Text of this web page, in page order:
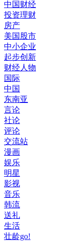
中国财经
投资理财
房产
美国股市
中小企业
起步创新
财经人物
国际
中国
东南亚
言论
社论
评论
交流站
漫画
娱乐
明星
影视
音乐
韩流
送礼
生活
壮龄go!